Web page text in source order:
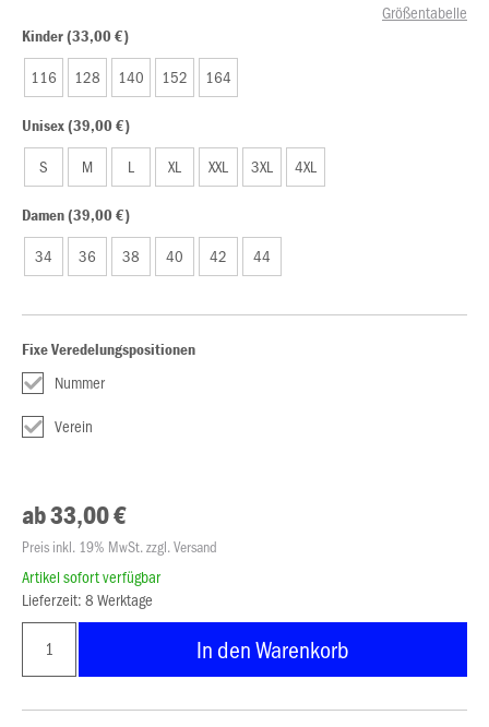
Größentabelle
Kinder (33,00 €)
116 128 140 152 164
Unisex (39,00 €)
S M L XL XXL 3XL 4XL
Damen (39,00 €)
34 36 38 40 42 44
Fixe Veredelungspositionen
Nummer
Verein
ab 33,00 €
Preis inkl. 19% MwSt. zzgl. Versand
Artikel sofort verfügbar
Lieferzeit: 8 Werktage
In den Warenkorb